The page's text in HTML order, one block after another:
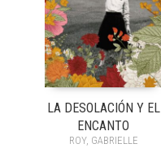
LA DESOLACIÓN Y EL
ENCANTO
ROY, GABRIELLE